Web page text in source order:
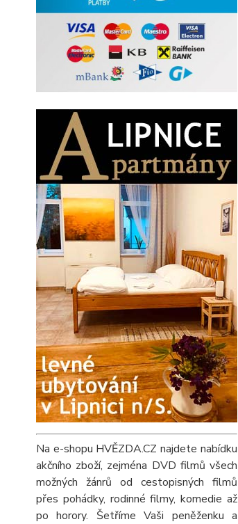
Na e-shopu HVĚZDA.CZ najdete nabídku
akčního zboží, zejména DVD filmů všech
možných žánrů od cestopisných filmů
přes pohádky, rodinné filmy, komedie až
po horory. Šetříme Vaši peněženku a